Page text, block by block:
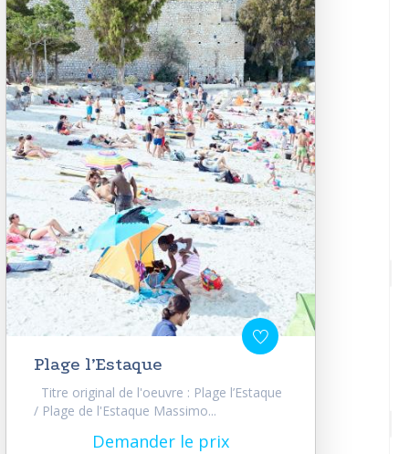
Plage l’Estaque
Titre original de l'oeuvre : Plage l’Estaque
/ Plage de l'Estaque Massimo...
Demander le prix